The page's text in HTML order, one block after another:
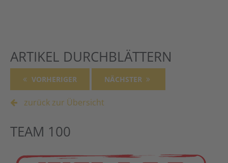
ARTIKEL DURCHBLÄTTERN
VORHERIGER NÄCHSTER
zurück zur Übersicht
TEAM 100